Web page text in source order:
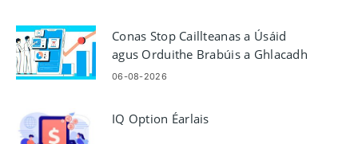
Conas Stop Caillteanas a Úsáid
agus Orduithe Brabúis a Ghlacadh
i IQ Option
06-08-2026
IQ Option Éarlais